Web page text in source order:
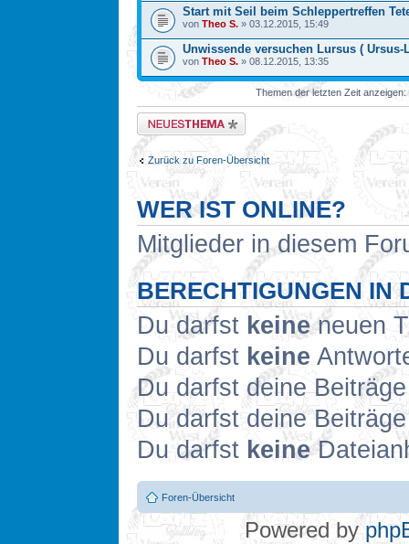
Start mit Seil beim Schleppertreffen
von Theo S. » 03.12.2015, 15:49
Unwissende versuchen Lursus ( Ursus-
von Theo S. » 08.12.2015, 13:35
Themen der letzten Zeit anzeigen:
Neues Thema erstellen
Zurück zu Foren-Übersicht
WER IST ONLINE?
Mitglieder in diesem
BERECHTIGUNGEN IN
Du darfst keineneuen
Du darfst keine
Du darfst deine
Du darfst deine
Du darfst keine
Foren-Übersicht
Powered by